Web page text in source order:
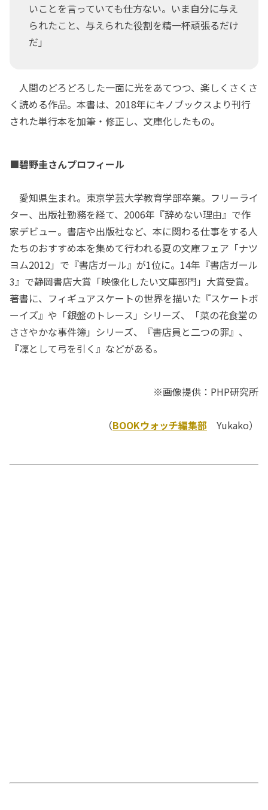
いことを言っていても仕方ない。いま自分に与え
られたこと、与えられた役割を精一杯頑張るだけ
だ」
人間のどろどろした一面に光をあてつつ、楽しくさくさ
く読める作品。本書は、2018年にキノブックスより刊行
された単行本を加筆・修正し、文庫化したもの。
■碧野圭さんプロフィール
愛知県生まれ。東京学芸大学教育学部卒業。フリーライ
ター、出版社勤務を経て、2006年『辞めない理由』で作
家デビュー。書店や出版社など、本に関わる仕事をする人
たちのおすすめ本を集めて行われる夏の文庫フェア「ナツ
ヨム2012」で『書店ガール』が1位に。14年『書店ガール
3』で静岡書店大賞「映像化したい文庫部門」大賞受賞。
著書に、フィギュアスケートの世界を描いた『スケートボ
ーイズ』や「銀盤のトレース」シリーズ、「菜の花食堂の
ささやかな事件簿」シリーズ、『書店員と二つの罪』、
『凜として弓を引く』などがある。
※画像提供：PHP研究所
（BOOKウォッチ編集部 Yukako）